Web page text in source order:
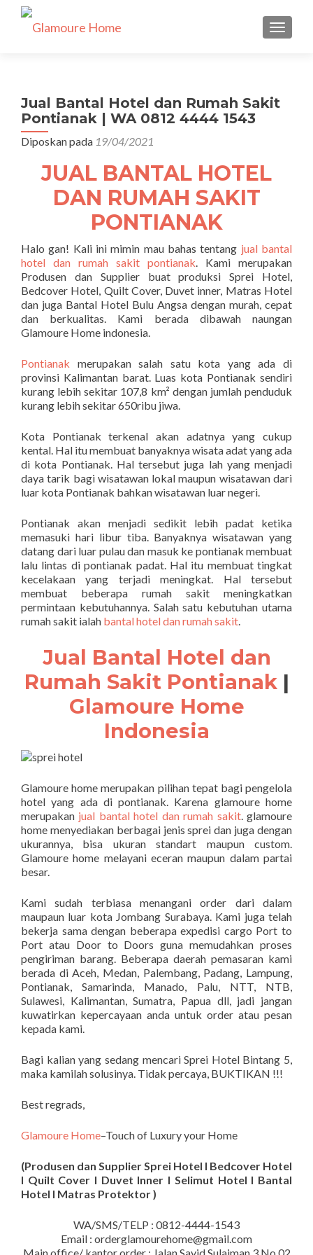
TUKAR
Jual Bantal Hotel dan Rumah Sakit
Pontianak | WA 0812 4444 1543
Diposkan pada 19/04/2021
JUAL BANTAL HOTEL
DAN RUMAH SAKIT
PONTIANAK
Halo gan! Kali ini mimin mau bahas tentang jual bantal
hotel dan rumah sakit pontianak. Kami merupakan
Produsen dan Supplier buat produksi Sprei Hotel,
Bedcover Hotel, Quilt Cover, Duvet inner, Matras Hotel
dan juga Bantal Hotel Bulu Angsa dengan murah, cepat
dan berkualitas. Kami berada dibawah naungan
Glamoure Home indonesia.
Pontianak merupakan salah satu kota yang ada di
provinsi Kalimantan barat. Luas kota Pontianak sendiri
kurang lebih sekitar 107,8 km² dengan jumlah penduduk
kurang lebih sekitar 650ribu jiwa.
Kota Pontianak terkenal akan adatnya yang cukup
kental. Hal itu membuat banyaknya wisata adat yang ada
di kota Pontianak. Hal tersebut juga lah yang menjadi
daya tarik bagi wisatawan lokal maupun wisatawan dari
luar kota Pontianak bahkan wisatawan luar negeri.
Pontianak akan menjadi sedikit lebih padat ketika
memasuki hari libur tiba. Banyaknya wisatawan yang
datang dari luar pulau dan masuk ke pontianak membuat
lalu lintas di pontianak padat. Hal itu membuat tingkat
kecelakaan yang terjadi meningkat. Hal tersebut
membuat beberapa rumah sakit meningkatkan
permintaan kebutuhannya. Salah satu kebutuhan utama
rumah sakit ialah bantal hotel dan rumah sakit.
Jual Bantal Hotel dan
Rumah Sakit Pontianak|
Glamoure Home
Indonesia
Glamoure home merupakan pilihan tepat bagi pengelola
hotel yang ada di pontianak. Karena glamoure home
merupakan jual bantal hotel dan rumah sakit. glamoure
home menyediakan berbagai jenis sprei dan juga dengan
ukurannya, bisa ukuran standart maupun custom.
Glamoure home melayani eceran maupun dalam partai
besar.
Kami sudah terbiasa menangani order dari dalam
maupaun luar kota Jombang Surabaya. Kami juga telah
bekerja sama dengan beberapa expedisi cargo Port to
Port atau Door to Doors guna memudahkan proses
pengiriman barang. Beberapa daerah pemasaran kami
berada di Aceh, Medan, Palembang, Padang, Lampung,
Pontianak, Samarinda, Manado, Palu, NTT, NTB,
Sulawesi, Kalimantan, Sumatra, Papua dll, jadi jangan
kuwatirkan kepercayaan anda untuk order atau pesan
kepada kami.
Bagi kalian yang sedang mencari Sprei Hotel Bintang 5,
maka kamilah solusinya. Tidak percaya, BUKTIKAN !!!
Best regrads,
Glamoure Home–Touch of Luxury your Home
(Produsen dan Supplier Sprei Hotel I Bedcover Hotel
I Quilt Cover I Duvet Inner I Selimut Hotel I Bantal
Hotel I Matras Protektor )
WA/SMS/TELP : 0812-4444-1543
Email : orderglamourehome@gmail.com